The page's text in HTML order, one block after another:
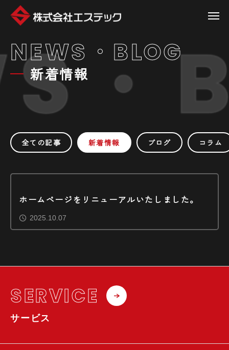
NEWS・BLOG
新着情報
全ての記事 新着情報 ブログ コラム
ホームページをリニューアルいたしました。
2025.10.07
SERVICE
サービス